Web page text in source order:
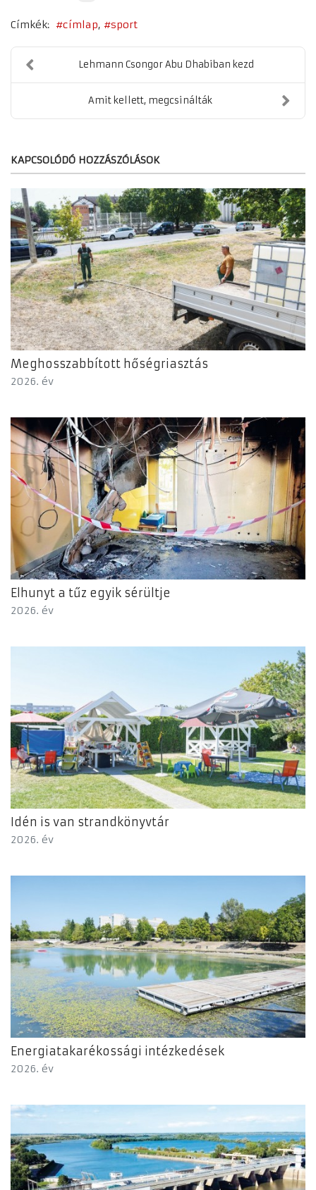
Címkék: címlap sport
Lehmann Csongor Abu Dhabiban kezd
Amit kellett, megcsinálták
KAPCSOLÓDÓ HOZZÁSZÓLÁSOK
Meghosszabbított hőségriasztás
2026. év
Elhunyt a tűz egyik sérültje
2026. év
Idén is van strandkönyvtár
2026. év
Energiatakarékossági intézkedések
2026. év